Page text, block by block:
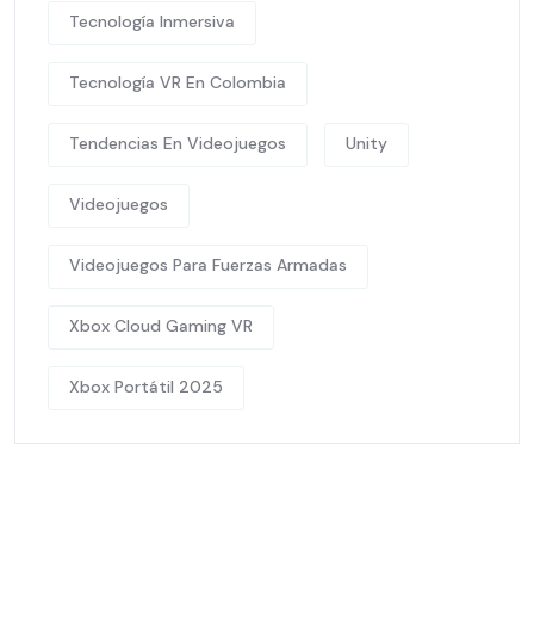
Tecnología Inmersiva
Tecnología VR En Colombia
Tendencias En Videojuegos Unity
Videojuegos
Videojuegos Para Fuerzas Armadas
Xbox Cloud Gaming VR
Xbox Portátil 2025